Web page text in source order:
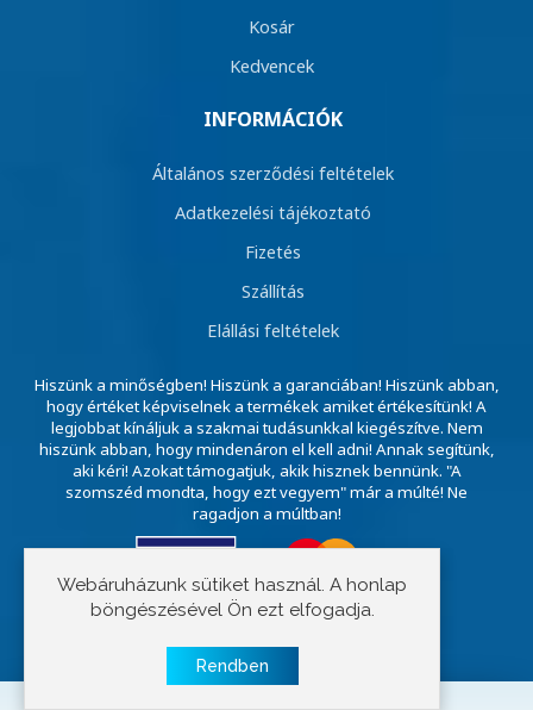
Kosár
Kedvencek
INFORMÁCIÓK
Általános szerződési feltételek
Adatkezelési tájékoztató
Fizetés
Szállítás
Elállási feltételek
Hiszünk a minőségben! Hiszünk a garanciában! Hiszünk abban,
hogy értéket képviselnek a termékek amiket értékesítünk! A
legjobbat kínáljuk a szakmai tudásunkkal kiegészítve. Nem
hiszünk abban, hogy mindenáron el kell adni! Annak segítünk,
aki kéri! Azokat támogatjuk, akik hisznek bennünk. "A
szomszéd mondta, hogy ezt vegyem" már a múlté! Ne
ragadjon a múltban!
Copyright © 2023 E-szivattyú
Webáruházunk sütiket használ. A honlap
böngészésével Ön ezt elfogadja.
Rendben